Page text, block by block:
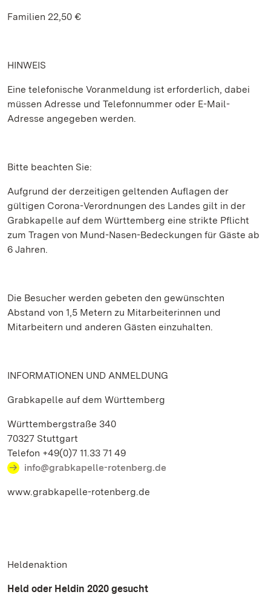
Familien 22,50 €
HINWEIS
Eine telefonische Voranmeldung ist erforderlich, dabei
müssen Adresse und Telefonnummer oder E-Mail-
Adresse angegeben werden.
Bitte beachten Sie:
Aufgrund der derzeitigen geltenden Auflagen der
gültigen Corona-Verordnungen des Landes gilt in der
Grabkapelle auf dem Württemberg eine strikte Pflicht
zum Tragen von Mund-Nasen-Bedeckungen für Gäste ab
6 Jahren.
Die Besucher werden gebeten den gewünschten
Abstand von 1,5 Metern zu Mitarbeiterinnen und
Mitarbeitern und anderen Gästen einzuhalten.
INFORMATIONEN UND ANMELDUNG
Grabkapelle auf dem Württemberg
Württembergstraße 340
70327 Stuttgart
Telefon +49(0)7 11.33 71 49
info@grabkapelle-rotenberg.de
www.grabkapelle-rotenberg.de
Heldenaktion
Held oder Heldin 2020 gesucht